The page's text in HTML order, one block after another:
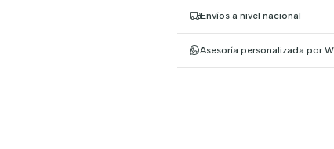
Envíos a nivel nacional
Asesoría personalizada por